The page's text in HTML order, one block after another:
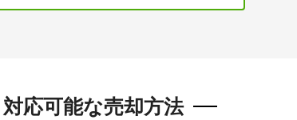
対応可能な売却方法